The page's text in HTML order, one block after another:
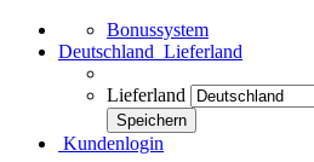
Bonussystem
Deutschland Lieferland
Lieferland
Kundenlogin